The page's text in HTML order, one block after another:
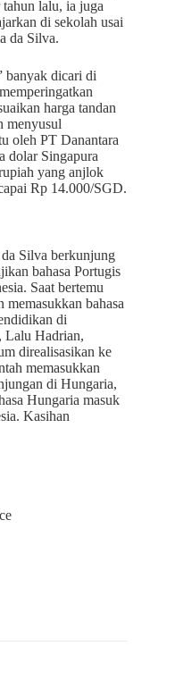
tahun lalu, ia juga
di sekolah usai
da Silva.
banyak dicari di
harga tandan
menyusul
oleh PT Danantara
dolar Singapura
yang anjlok
Rp 14.000/SGD.
Silva berkunjung
bahasa Portugis
Saat bertemu
bahasa
di
Lalu Hadrian,
direalisasikan ke
memasukkan
di Hungaria,
Hungaria masuk
Kasihan